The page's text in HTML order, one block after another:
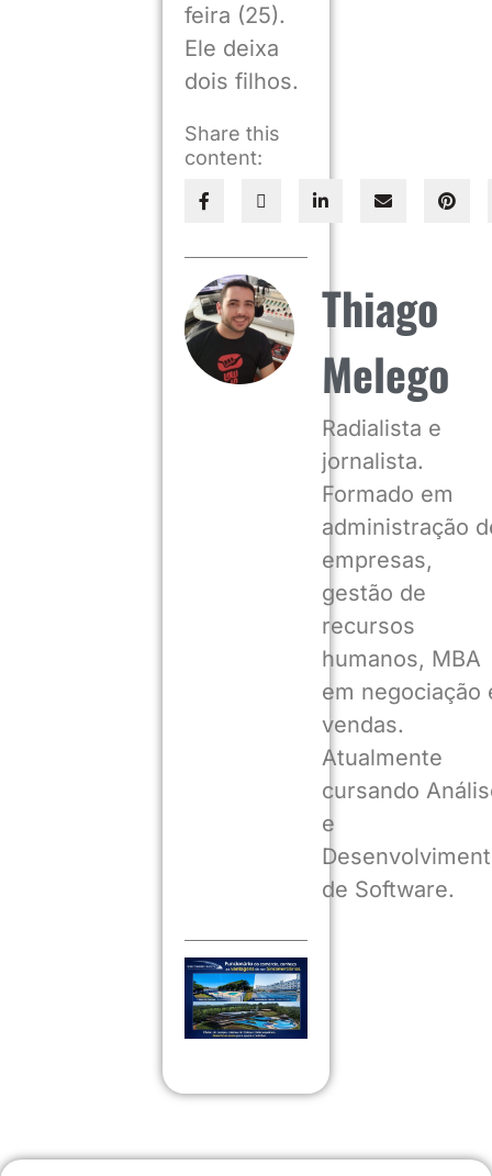
feira (25).
Ele deixa
dois filhos.
Share this
content:
Thiago
Melego
Radialista e
jornalista.
Formado em
administração
empresas,
gestão de
recursos
humanos, MBA
em negociação
vendas.
Atualmente
cursando
e
de Software.